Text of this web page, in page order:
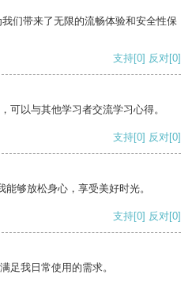
们带来了无限的流畅体验和安全性保
支持[0] 反对[0]
可以与其他学习者交流学习心得。
支持[0] 反对[0]
够放松身心，享受美好时光。
支持[0] 反对[0]
足我日常使用的需求。